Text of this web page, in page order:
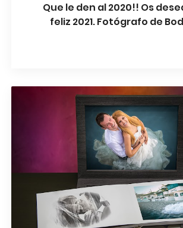
Que le den al 2020!! Os
feliz 2021. Fotógrafo de